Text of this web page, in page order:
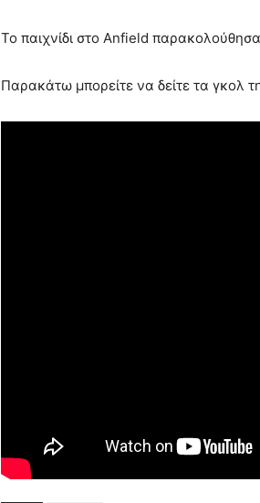
Το παιχνίδι στο Anfield
Παρακάτω μπορείτε να δείτε τα γκολ